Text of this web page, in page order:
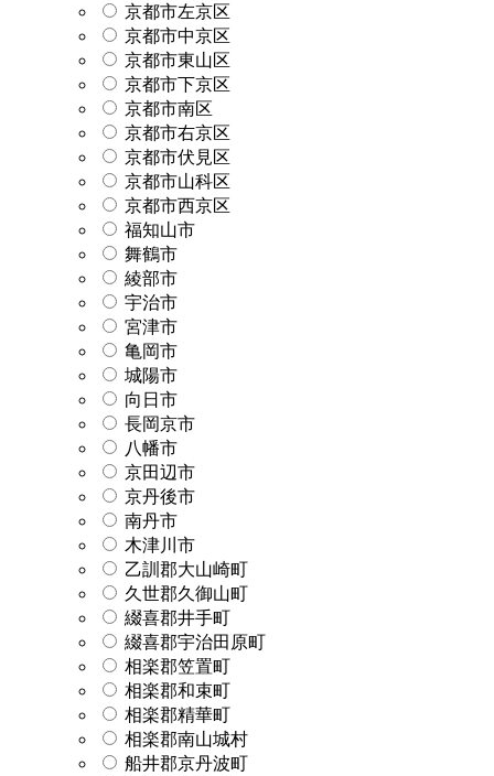
京都市左京区
京都市中京区
京都市東山区
京都市下京区
京都市南区
京都市右京区
京都市伏見区
京都市山科区
京都市西京区
福知山市
舞鶴市
綾部市
宇治市
宮津市
亀岡市
城陽市
向日市
長岡京市
八幡市
京田辺市
京丹後市
南丹市
木津川市
乙訓郡大山崎町
久世郡久御山町
綴喜郡井手町
綴喜郡宇治田原町
相楽郡笠置町
相楽郡和束町
相楽郡精華町
相楽郡南山城村
船井郡京丹波町